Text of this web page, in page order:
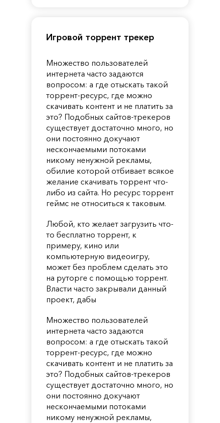
Игровой торрент трекер
Множество пользователей
интернета часто задаются
вопросом: а где отыскать такой
торрент-ресурс, где можно
скачивать контент и не платить за
это? Подобных сайтов-трекеров
существует достаточно много, но
они постоянно докучают
нескончаемыми потоками
никому ненужной рекламы,
обилие которой отбивает всякое
желание скачивать торрент что-
либо из сайта. Но ресурс торрент
геймс не относиться к таковым.
Любой, кто желает загрузить что-
то бесплатно торрент, к
примеру, кино или
компьютерную видеоигру,
может без проблем сделать это
на руторге с помощью торрент.
Власти часто закрывали данный
проект, дабы
Множество пользователей
интернета часто задаются
вопросом: а где отыскать такой
торрент-ресурс, где можно
скачивать контент и не платить за
это? Подобных сайтов-трекеров
существует достаточно много, но
они постоянно докучают
нескончаемыми потоками
никому ненужной рекламы,